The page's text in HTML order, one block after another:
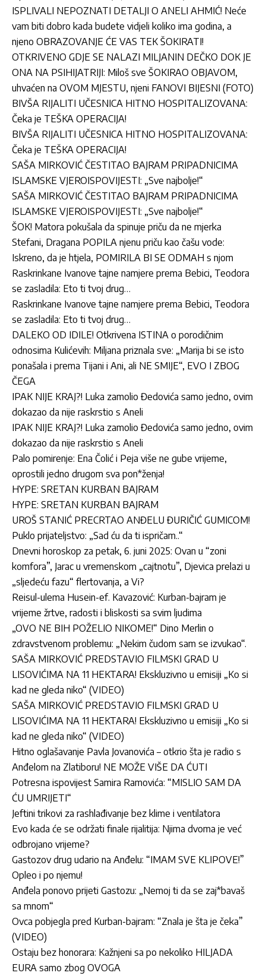
ISPLIVALI NEPOZNATI DETALJI O ANELI AHMIĆ! Neće
vam biti dobro kada budete vidjeli koliko ima godina, a
njeno OBRAZOVANJE ĆE VAS TEK ŠOKIRATI!
OTKRIVENO GDJE SE NALAZI MILJANIN DEČKO DOK JE
ONA NA PSIHIJATRIJI: Miloš sve ŠOKIRAO OBJAVOM,
uhvaćen na OVOM MJESTU, njeni FANOVI BIJESNI (FOTO)
BIVŠA RIJALITI UČESNICA HITNO HOSPITALIZOVANA:
Čeka je TEŠKA OPERACIJA!
BIVŠA RIJALITI UČESNICA HITNO HOSPITALIZOVANA:
Čeka je TEŠKA OPERACIJA!
SAŠA MIRKOVIĆ ČESTITAO BAJRAM PRIPADNICIMA
ISLAMSKE VJEROISPOVIJESTI: „Sve najbolje!“
SAŠA MIRKOVIĆ ČESTITAO BAJRAM PRIPADNICIMA
ISLAMSKE VJEROISPOVIJESTI: „Sve najbolje!“
ŠOK! Matora pokušala da spinuje priču da ne mjerka
Stefani, Dragana POPILA njenu priču kao čašu vode:
Iskreno, da je htjela, POMIRILA BI SE ODMAH s njom
Raskrinkane Ivanove tajne namjere prema Bebici, Teodora
se zasladila: Eto ti tvoj drug…
Raskrinkane Ivanove tajne namjere prema Bebici, Teodora
se zasladila: Eto ti tvoj drug…
DALEKO OD IDILE! Otkrivena ISTINA o porodičnim
odnosima Kulićevih: Miljana priznala sve: „Marija bi se isto
ponašala i prema Tijani i Ani, ali NE SMIJE“, EVO I ZBOG
ČEGA
IPAK NIJE KRAJ?! Luka zamolio Đedovića samo jedno, ovim
dokazao da nije raskrstio s Aneli
IPAK NIJE KRAJ?! Luka zamolio Đedovića samo jedno, ovim
dokazao da nije raskrstio s Aneli
Palo pomirenje: Ena Čolić i Peja više ne gube vrijeme,
oprostili jedno drugom sva pon*ženja!
HYPE: SRETAN KURBAN BAJRAM
HYPE: SRETAN KURBAN BAJRAM
UROŠ STANIĆ PRECRTAO ANĐELU ĐURIČIĆ GUMICOM!
Puklo prijateljstvo: „Sad ću da ti ispričam..“
Dnevni horoskop za petak, 6. juni 2025: Ovan u “zoni
komfora”, Jarac u vremenskom „cajtnotu”, Djevica prelazi u
„sljedeću fazu“ flertovanja, a Vi?
Reisul-ulema Husein-ef. Kavazović: Kurban-bajram je
vrijeme žrtve, radosti i bliskosti sa svim ljudima
„OVO NE BIH POŽELIO NIKOME!“ Dino Merlin o
zdravstvenom problemu: „Nekim čudom sam se izvukao“.
SAŠA MIRKOVIĆ PREDSTAVIO FILMSKI GRAD U
LISOVIĆIMA NA 11 HEKTARA! Ekskluzivno u emisiji „Ko si
kad ne gleda niko“ (VIDEO)
SAŠA MIRKOVIĆ PREDSTAVIO FILMSKI GRAD U
LISOVIĆIMA NA 11 HEKTARA! Ekskluzivno u emisiji „Ko si
kad ne gleda niko“ (VIDEO)
Hitno oglašavanje Pavla Jovanovića – otkrio šta je radio s
Anđelom na Zlatiboru! NE MOŽE VIŠE DA ĆUTI
Potresna ispovijest Samira Ramovića: “MISLIO SAM DA
ĆU UMRIJETI“
Jeftini trikovi za rashlađivanje bez klime i ventilatora
Evo kada će se održati finale rijalitija: Njima dvoma je već
odbrojano vrijeme?
Gastozov drug udario na Anđelu: “IMAM SVE KLIPOVE!”
Opleo i po njemu!
Anđela ponovo prijeti Gastozu: „Nemoj ti da se zaj*bavaš
sa mnom“
Ovca pobjegla pred Kurban-bajram: “Znala je šta je čeka”
(VIDEO)
Ostaju bez honorara: Kažnjeni sa po nekoliko HILJADA
EURA samo zbog OVOGA